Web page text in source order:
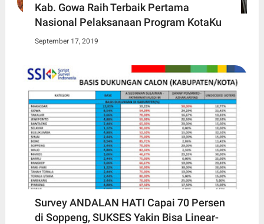
Kab. Gowa Raih Terbaik Pertama
Nasional Pelaksanaan Program KotaKu
September 17, 2019
Survey ANDALAN HATI Capai 70 Persen
di Soppeng, SUKSES Yakin Bisa Linear-